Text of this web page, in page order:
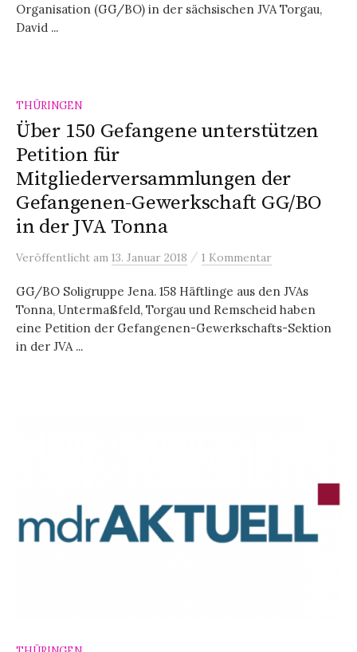
Organisation (GG/BO) in der sächsischen JVA Torgau,
David ...
THÜRINGEN
Über 150 Gefangene unterstützen
Petition für
Mitgliederversammlungen der
Gefangenen-Gewerkschaft GG/BO
in der JVA Tonna
Veröffentlicht am 13. Januar 2018 / 1 Kommentar
GG/BO Soligruppe Jena. 158 Häftlinge aus den JVAs
Tonna, Untermaßfeld, Torgau und Remscheid haben
eine Petition der Gefangenen-Gewerkschafts-Sektion
in der JVA ...